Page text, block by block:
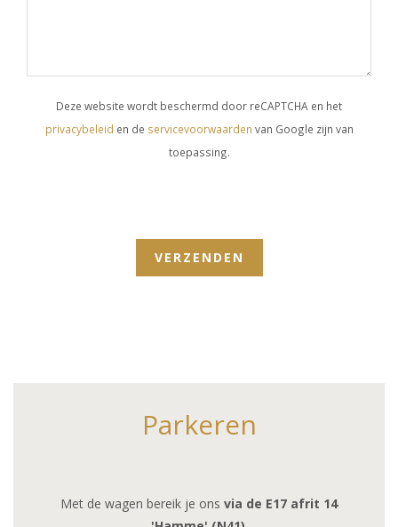
Deze website wordt beschermd door reCAPTCHA en het
privacybeleid en de servicevoorwaarden van Google zijn van
toepassing.
Parkeren
Met de wagen bereik je ons via de E17 afrit 14